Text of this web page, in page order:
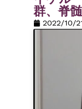
群、脊
2022/10/